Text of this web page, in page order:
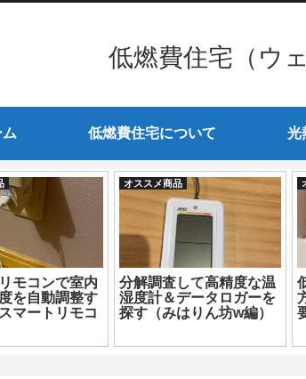
低燃費住宅（ウ
低燃費住宅について 光
て高精度な温
ータロガーを
ITH-10
オススメ商品
高精度な温湿度計＆デー
タロガーはSwitchbotが
おすすめ！